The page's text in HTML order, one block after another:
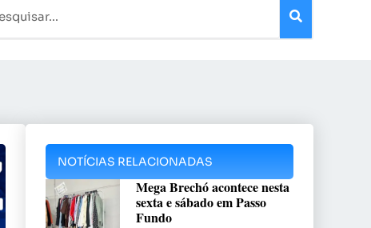
NOTÍCIAS RELACIONADAS
Mega Brechó acontece nesta
sexta e sábado em Passo
Fundo